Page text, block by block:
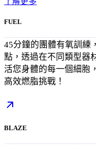
FUEL
45分鐘的團體有氧訓練
點，透過在不同類型器
活您身體的每一個細胞
高效燃脂挑戰！
BLAZE